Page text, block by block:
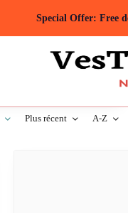
Special Offer: Free
Plus récent A-Z